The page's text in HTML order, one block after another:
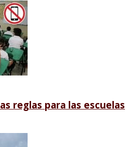
reglas para las escuelas